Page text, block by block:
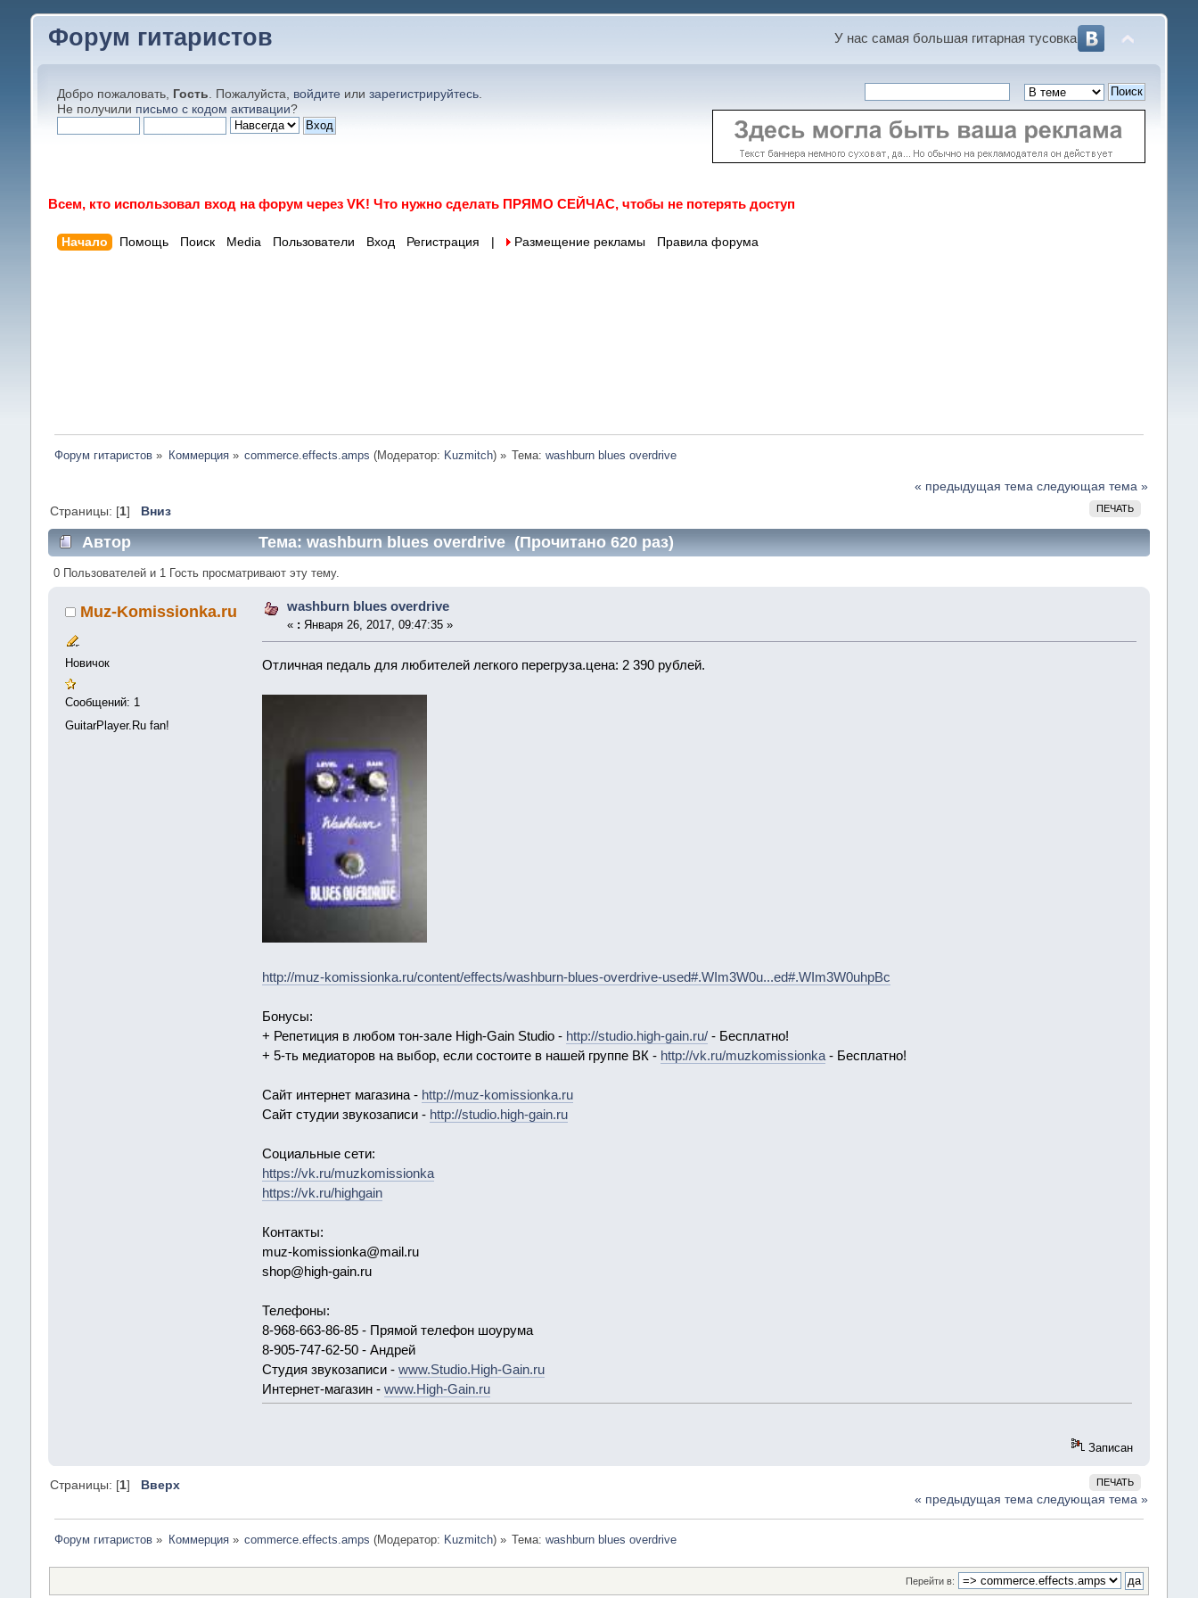
Форум гитаристов У нас самая большая гитарная тусовка
Добро пожаловать, Гость. Пожалуйста, войдитеили зарегистрируйтесь.
Не получили письмо с кодом активации?
Всем, кто использовал вход на форум через VK! Что нужно сделать ПРЯМО СЕЙЧАС, чтобы не потерять доступ
Начало Помощь Поиск Media Пользователи Вход Регистрация Размещение рекламы Правила форума
Форум гитаристов » Коммерция» commerce.effects.amps (Модератор: Kuzmitch) » Тема:washburn blues overdrive
« предыдущая тема следующая тема »
ПЕЧАТЬ
Страницы: [1] Вниз
Автор Тема: washburn blues overdrive (Прочитано 620 раз)
0 Пользователей и 1 Гость просматривают эту тему.
Muz-Komissionka.ru
Новичок
Сообщений: 1
GuitarPlayer.Ru fan!
washburn blues overdrive
« : Января 26, 2017, 09:47:35 »
Отличная педаль для любителей легкого перегруза.цена: 2 390 рублей.
http://muz-komissionka.ru/content/effects/washburn-blues-overdrive-used#.WIm3W0u...ed#.WIm3W0uhpBc
Бонусы:
+ Репетиция в любом тон-зале High-Gain Studio - http://studio.high-gain.ru/- Бесплатно!
+ 5-ть медиаторов на выбор, если состоите в нашей группе ВК - http://vk.ru/muzkomissionka- Бесплатно!
Сайт интернет магазина - http://muz-komissionka.ru
Сайт студии звукозаписи - http://studio.high-gain.ru
Социальные сети:
https://vk.ru/muzkomissionka
https://vk.ru/highgain
Контакты:
muz-komissionka@mail.ru
shop@high-gain.ru
Телефоны:
8-968-663-86-85 - Прямой телефон шоурума
8-905-747-62-50 - Андрей
Студия звукозаписи - www.Studio.High-Gain.ru
Интернет-магазин - www.High-Gain.ru
Записан
ПЕЧАТЬ
Страницы: [1]
Вверх
« предыдущая тема следующая тема »
Форум гитаристов » Коммерция» commerce.effects.amps (Модератор: Kuzmitch) » Тема:washburn blues overdrive
Перейти в: